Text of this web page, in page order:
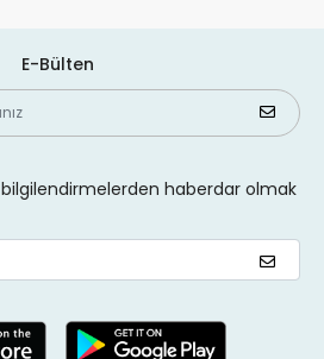
E-Bülten
haberdar olmak